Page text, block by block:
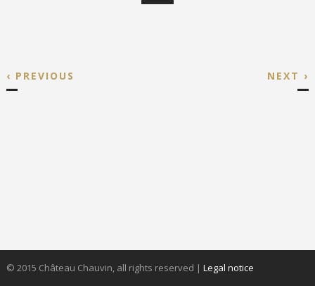
‹ PREVIOUS NEXT ›
© 2015 Château Chauvin, all rights reserved | Legal notice